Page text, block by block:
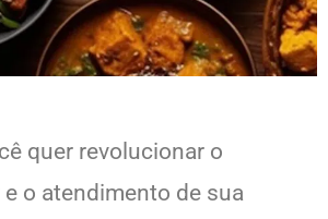
quer revolucionar o
e o atendimento de sua